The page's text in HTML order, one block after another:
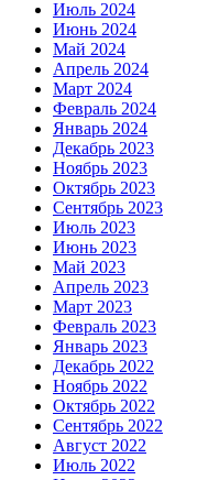
Июль 2024
Июнь 2024
Май 2024
Апрель 2024
Март 2024
Февраль 2024
Январь 2024
Декабрь 2023
Ноябрь 2023
Октябрь 2023
Сентябрь 2023
Июль 2023
Июнь 2023
Май 2023
Апрель 2023
Март 2023
Февраль 2023
Январь 2023
Декабрь 2022
Ноябрь 2022
Октябрь 2022
Сентябрь 2022
Август 2022
Июль 2022